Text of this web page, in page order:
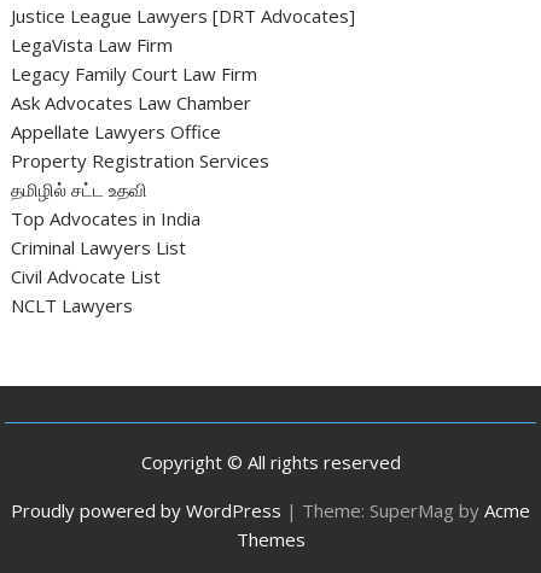
Justice League Lawyers [DRT Advocates]
LegaVista Law Firm
Legacy Family Court Law Firm
Ask Advocates Law Chamber
Appellate Lawyers Office
Property Registration Services
தமிழில் சட்ட உதவி
Top Advocates in India
Criminal Lawyers List
Civil Advocate List
NCLT Lawyers
Copyright © All rights reserved
Proudly powered by WordPress | Theme: SuperMag by Acme
Themes